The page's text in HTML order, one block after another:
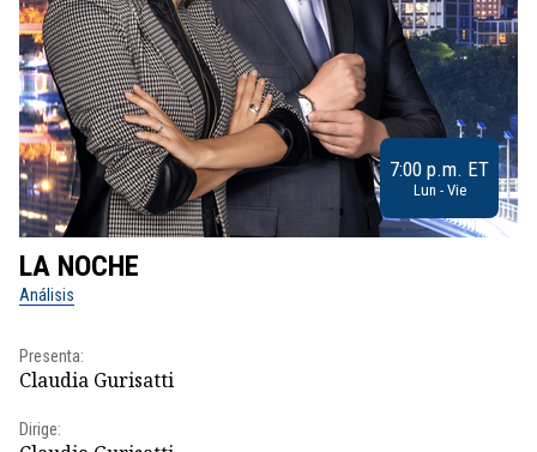
7:00 p.m. ET
Lun - Vie
LA NOCHE
Análisis
Presenta:
Claudia Gurisatti
Dirige: